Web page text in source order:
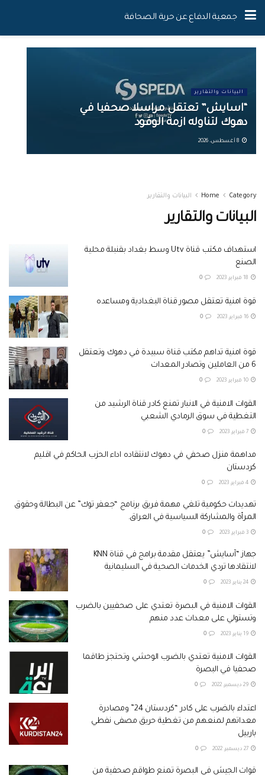
جمعية الدفاع عن حرية الصحافة
البيانات والتقارير
“اسايش” تعتقل مراسلا صحفيا في
دهوك لتناوله ازمة الوقود
Home Category البيانات والتقارير
البيانات والتقارير
استهداف مكتب قناة Utv وسط بغداد بقنبلة محلية
الصنع
قوة امنية تعتقل مصور قناة البغدادية ومساعده
قوة امنية تداهم مكتب قناة سبيدة في دهوك وتعتقل
6 من العاملين وتصادر المعدات
القوات الامنية في الانبار تمنع كادر قناة الرشيد من
التغطية في سوق الرمادي الشعبي
مداهمة منزل صحفي في دهوك لانتقاده اداء الحزب الحاكم في اقليم
كردستان
تهديدات حكومية تلغي مهمة فريق برنامج “جعفر توك” عن البطالة وحقوق
المرأة والمشاركة السياسية في العراق.
جهاز “آسايش” يعتقل مقدمة برامج في قناة KNN
لانتقادها تردي الخدمات الصحية في السليمانية
القوات الامنية في البصرة تعتدي على صحفيين بالضرب
وتستولي على معدات عدد منهم
القوات الامنية تعتدي بالضرب الوحشي وتحتجز طاقما
صحفيا في البصرة
اعتداء بالضرب على كادر “كردستان 24” ومصادرة
معداتهم لمنعهم من تغطية حريق مصفى نفطي
باربيل
قوات الجيش في البصرة تمنع طواقم صحفية من